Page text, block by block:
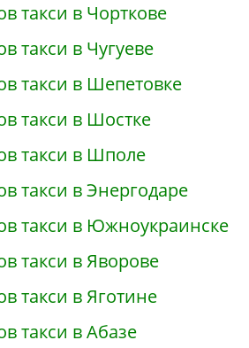
такси в Чорткове
такси в Чугуеве
такси в Шепетовке
такси в Шостке
такси в Шполе
такси в Энергодаре
такси в Южноукраинске
такси в Яворове
такси в Яготине
такси в Абазе